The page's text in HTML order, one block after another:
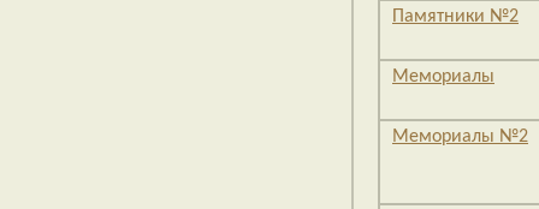
Памятники №2
Мемориалы
Мемориалы №2